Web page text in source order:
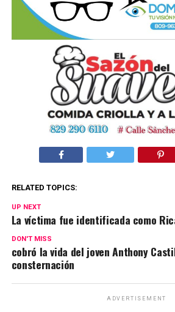
RELATED TOPICS:
UP NEXT
La víctima fue identificada como
DON'T MISS
cobró la vida del joven Anthony
consternación
ADVERTISEMENT